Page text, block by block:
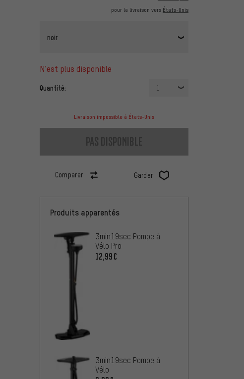
pour la livraison vers États-Unis
noir
n’est plus disponible
Quantité: 1
Livraison impossible à États-Unis
pas disponible
Comparer Garder
Produits apparentés
3min19sec Pompe à
Vélo Pro
12,99€
3min19sec Pompe à
Vélo